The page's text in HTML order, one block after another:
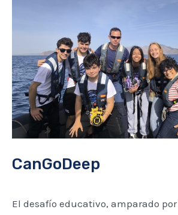
CanGoDeep
El desafío educativo, amparado por